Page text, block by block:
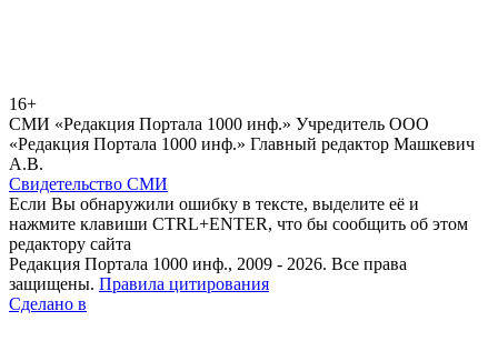
16+
СМИ «Редакция Портала 1000 инф.» Учредитель ООО
«Редакция Портала 1000 инф.» Главный редактор Машкевич
А.В.
Свидетельство СМИ
Если Вы обнаружили ошибку в тексте, выделите её и
нажмите клавиши CTRL+ENTER, что бы сообщить об этом
редактору сайта
Редакция Портала 1000 инф., 2009 - 2026. Все права
защищены. Правила цитирования
Сделано в